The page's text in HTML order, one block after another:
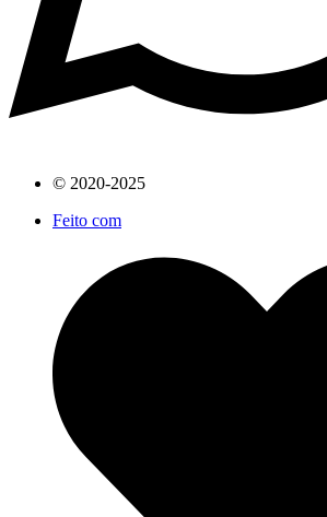
© 2020-2025
Feito com